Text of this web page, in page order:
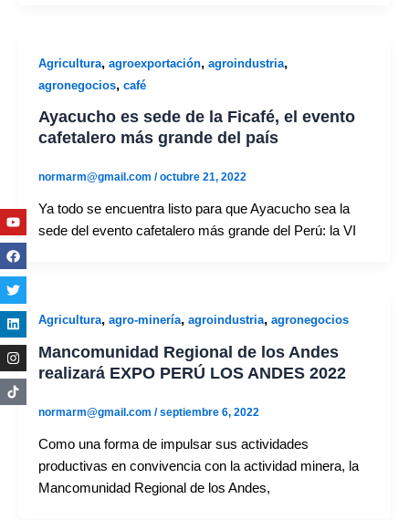
Agricultura, agroexportación, agroindustria,
agronegocios, café
Ayacucho es sede de la Ficafé, el evento
cafetalero más grande del país
normarm@gmail.com /octubre 21, 2022
Ya todo se encuentra listo para que Ayacucho sea la
sede del evento cafetalero más grande del Perú: la VI
Agricultura, agro-minería, agroindustria, agronegocios
Mancomunidad Regional de los Andes
realizará EXPO PERÚ LOS ANDES 2022
normarm@gmail.com /septiembre 6, 2022
Como una forma de impulsar sus actividades
productivas en convivencia con la actividad minera, la
Mancomunidad Regional de los Andes,
Youtube
Facebook
Twitter
Linkedin
Instagram